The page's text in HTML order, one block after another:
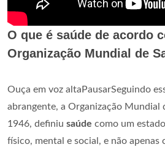
O que é saúde de acordo
Organização Mundial de
Ouça em voz altaPausarSeguindo
abrangente, a Organização Mundial
1946, definiu saúde como um
físico, mental e social, e não apenas